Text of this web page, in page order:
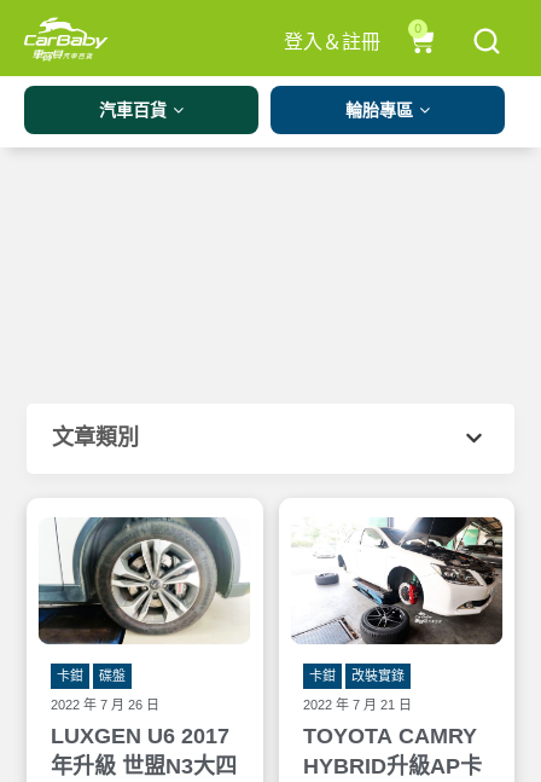
登入＆註冊
0
汽車百貨 輪胎專區
文章類別
LUXGEN U6 2017
年升級 世盟N3大四
2022 年 7 月 26 日
卡鉗 碟盤
TOYOTA CAMRY
HYBRID升級AP卡
2022 年 7 月 21 日
卡鉗 改裝實錄